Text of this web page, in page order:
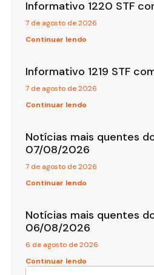
Informativo 1220 STF
7 de agosto de 2026
Continuar lendo
Informativo 1219 STF
7 de agosto de 2026
Continuar lendo
Notícias mais quentes
07/08/2026
7 de agosto de 2026
Continuar lendo
Notícias mais quentes
06/08/2026
6 de agosto de 2026
Continuar lendo